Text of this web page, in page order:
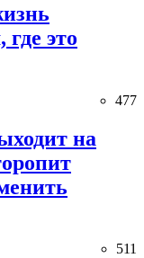
это
477
на
511